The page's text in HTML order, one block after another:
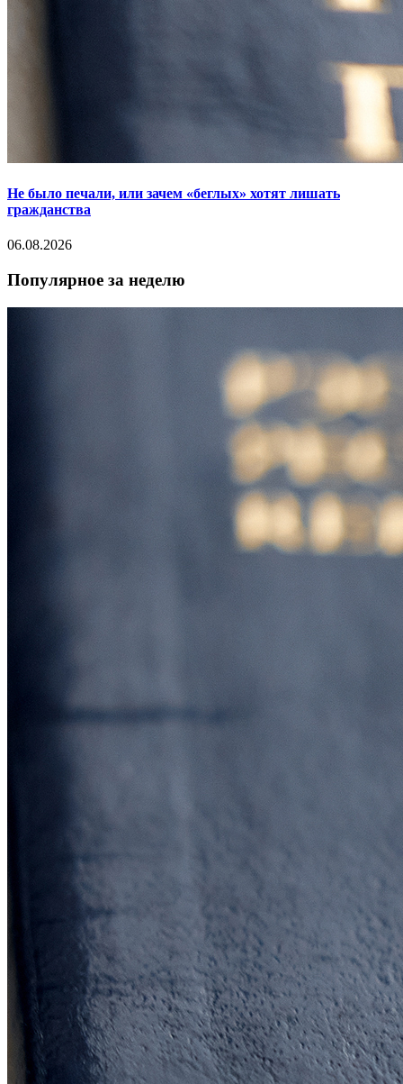
Не было печали, или зачем «беглых» хотят лишать
гражданства
06.08.2026
Популярное за неделю